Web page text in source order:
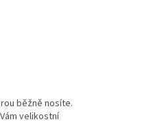
běžně nosíte.
velikostní